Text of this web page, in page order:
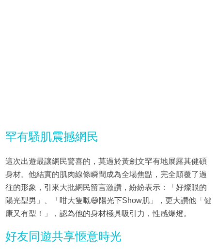
罕有騷肌震撼網民
這次出遊最讓網民驚喜的，莫過於黃劍文罕有地展露其健碩
身材。他結實的肌肉線條瞬間成為全場焦點，完全顛覆了過
往的形象，引來大批網民留言激讚，紛紛表示：「好燦眼的
陽光型男」、「咁大隻嘅😄陽光下Show肌」，更大讚他「健
康又有型！」，認為他的身材極具吸引力，性感爆燈。
好友同遊共享愜意時光